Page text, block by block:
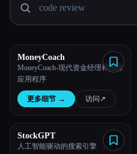
关于
MoneyCoach
MoneyCoach-现代资金经理和预算
应用程序
更多细节 → 访问 ↗︎
StockGPT
人工智能驱动的搜索引擎